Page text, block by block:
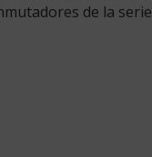
de la